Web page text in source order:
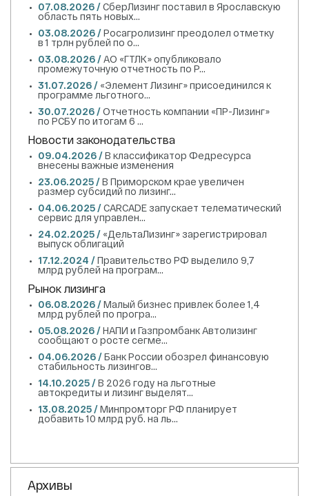
07.08.2026 /СберЛизинг поставил в Ярославскую
область пять новых...
03.08.2026 /Росагролизинг преодолел отметку
в 1 трлн рублей по о...
03.08.2026 /АО «ГТЛК» опубликовало
промежуточную отчетность по Р...
31.07.2026 / «Элемент Лизинг» присоединился к
программе льготного...
30.07.2026 /Отчетность компании «ПР-Лизинг»
по РСБУ по итогам 6 ...
Новости законодательства
09.04.2026 /В классификатор Федресурса
внесены важные изменения
23.06.2025 /В Приморском крае увеличен
размер субсидий по лизинг...
04.06.2025 /CARCADE запускает телематический
сервис для управлен...
24.02.2025 / «ДельтаЛизинг» зарегистрировал
выпуск облигаций
17.12.2024 /Правительство РФ выделило 9,7
млрд рублей на програм...
Рынок лизинга
06.08.2026 /Малый бизнес привлек более 1,4
млрд рублей по програ...
05.08.2026 /НАПИ и Газпромбанк Автолизинг
сообщают о росте сегме...
04.06.2026 /Банк России обозрел финансовую
стабильность лизингов...
14.10.2025 /В 2026 году на льготные
автокредиты и лизинг выделят...
13.08.2025 /Минпромторг РФ планирует
добавить 10 млрд руб. на ль...
Архивы